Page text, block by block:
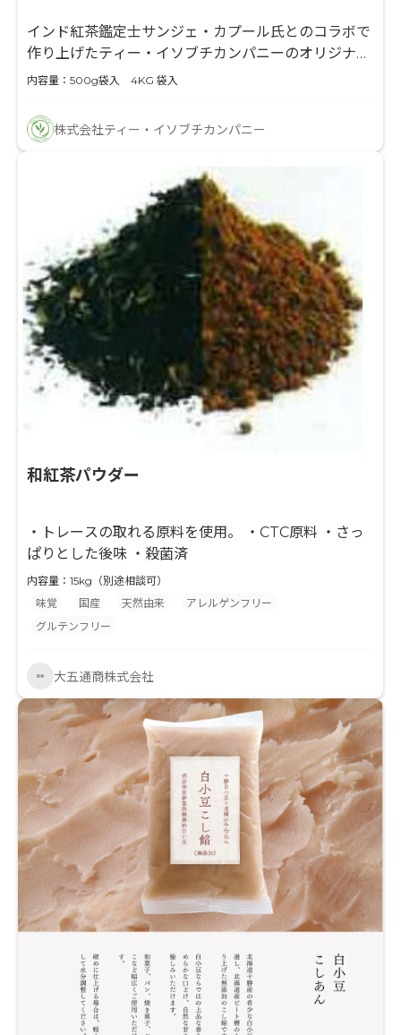
インド紅茶鑑定士サンジェ・カプール氏とのコラボで
作り上げたティー・イソブチカンパニーのオリジナ
ル・スタンダード商品です
内容量：500g袋入 4KG 袋入
株式会社ティー・イソブチカンパニー
和紅茶パウダー
・トレースの取れる原料を使用。 ・CTC原料 ・さっ
ぱりとした後味 ・殺菌済
内容量：15kg（別途相談可）
味覚
国産 天然由来
アレルゲンフリー
グルテンフリー
大五通商株式会社